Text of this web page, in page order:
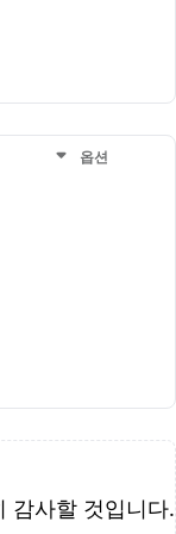
옵션
감사할 것입니다.